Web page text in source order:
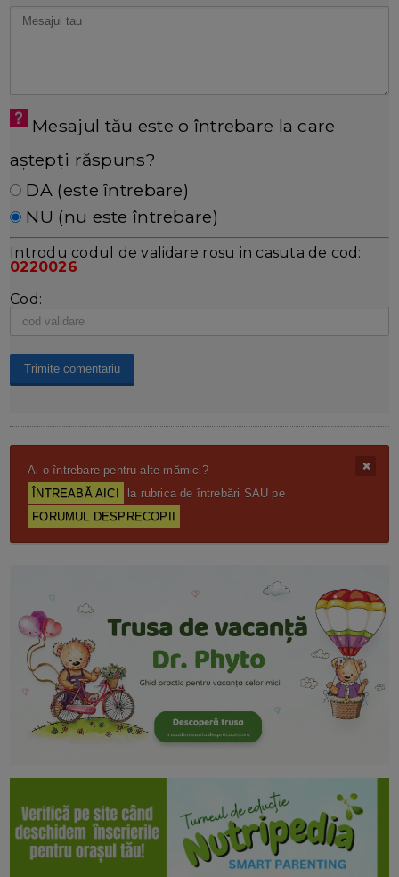
Mesajul tău este o întrebare la care
aștepți răspuns?
DA (este întrebare)
NU (nu este întrebare)
Introdu codul de validare rosu in casuta de cod:
0220026
Cod:
Ai o întrebare pentru alte mămici?
ÎNTREABĂ AICI
la rubrica de întrebări SAU pe
FORUMUL DESPRECOPII